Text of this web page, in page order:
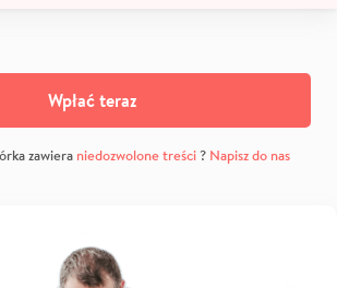
Wpłać teraz
zawiera niedozwolone treści? Napisz do nas